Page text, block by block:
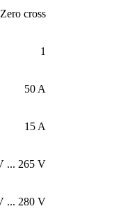
Zero cross
1
50 A
15 A
... 265 V
... 280 V